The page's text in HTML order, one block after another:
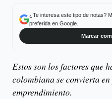
¿Te interesa este tipo de notas?
preferida en Google.
Marcar
Estos son los factores que
colombiana se convierta
emprendimiento.